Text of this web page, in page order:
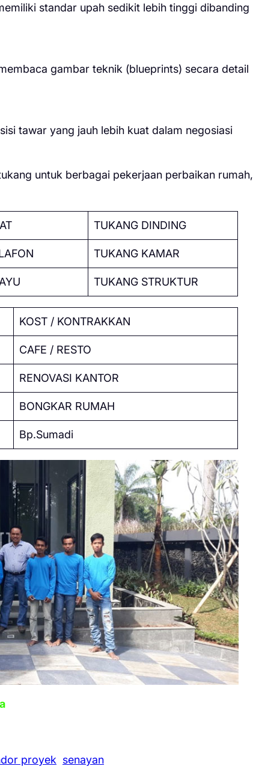
standar upah sedikit lebih tinggi dibanding
gambar teknik (blueprints) secara detail
tawar yang jauh lebih kuat dalam negosiasi
untuk berbagai pekerjaan perbaikan rumah,
TUKANG DINDING
TUKANG KAMAR
TUKANG STRUKTUR
KOST / KONTRAKKAN
CAFE / RESTO
RENOVASI KANTOR
BONGKAR RUMAH
Bp.Sumadi
proyek senayan